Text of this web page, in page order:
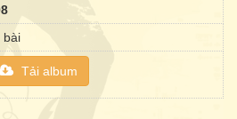
bài
Tải album